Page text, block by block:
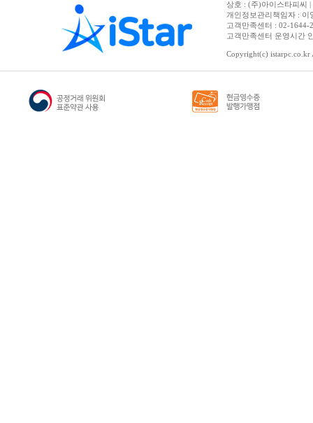
상호 : (주)아이스타피씨
개인정보관리책임자 : 이
고객만족센터 : 02-1644-
고객만족센터 운영시간
Copyright(c) istarpc.co.kr